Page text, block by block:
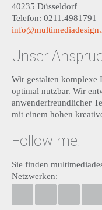
40235 Düsseldorf
Telefon: 0211.4981791
Unser
Wir gestalten komplexe
optimal nutzbar. Wir
anwenderfreundlicher
mit einem hohen
Follow me:
Sie finden
Netzwerken: